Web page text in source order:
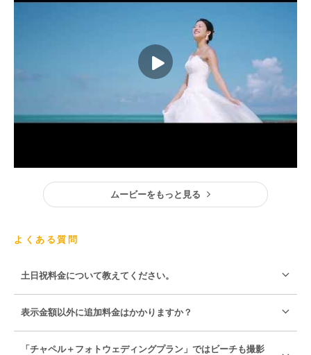
ムービーをもっと見る
よくある質問
土日祝料金について教えてください。
表示金額以外に追加料金はかかりますか？
「チャペル＋フォトウェディングプラン」ではビーチも撮影